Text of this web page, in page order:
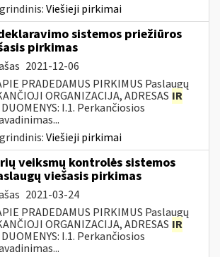
Viešieji pirkimai
sistemos priežiūros
pirkimas
2021-12-06
PRADEDAMUS PIRKIMUS Paslaugų
ORGANIZACIJA, ADRESAS IR
I.1. Perkančiosios
Viešieji pirkimai
veiksmų kontrolės sistemos
viešasis pirkimas
2021-03-24
PRADEDAMUS PIRKIMUS Paslaugų
ORGANIZACIJA, ADRESAS IR
I.1. Perkančiosios